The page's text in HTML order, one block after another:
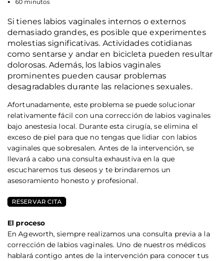
60 minutos
Si tienes labios vaginales internos o externos
demasiado grandes, es posible que experimentes
molestias significativas. Actividades cotidianas
como sentarse y andar en bicicleta pueden resultar
dolorosas. Además, los labios vaginales
prominentes pueden causar problemas
desagradables durante las relaciones sexuales.
Afortunadamente, este problema se puede solucionar
relativamente fácil con una corrección de labios vaginales
bajo anestesia local. Durante esta cirugía, se elimina el
exceso de piel para que no tengas que lidiar con labios
vaginales que sobresalen. Antes de la intervención, se
llevará a cabo una consulta exhaustiva en la que
escucharemos tus deseos y te brindaremos un
asesoramiento honesto y profesional.
RESERVAR CITA
El proceso
En Ageworth, siempre realizamos una consulta previa a la
corrección de labios vaginales. Uno de nuestros médicos
hablará contigo antes de la intervención para conocer tus